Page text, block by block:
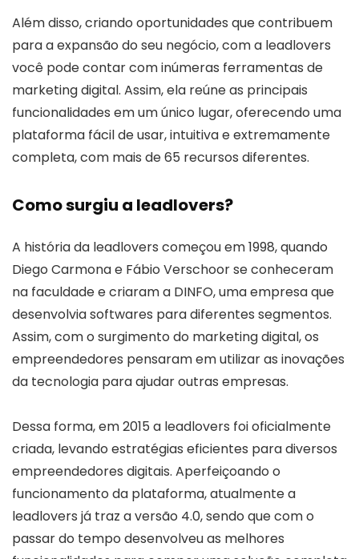
Além disso, criando oportunidades que contribuem
para a expansão do seu negócio, com a leadlovers
você pode contar com inúmeras ferramentas de
marketing digital. Assim, ela reúne as principais
funcionalidades em um único lugar, oferecendo uma
plataforma fácil de usar, intuitiva e extremamente
completa, com mais de 65 recursos diferentes.
Como surgiu a leadlovers?
A história da leadlovers começou em 1998, quando
Diego Carmona e Fábio Verschoor se conheceram
na faculdade e criaram a DINFO, uma empresa que
desenvolvia softwares para diferentes segmentos.
Assim, com o surgimento do marketing digital, os
empreendedores pensaram em utilizar as inovações
da tecnologia para ajudar outras empresas.
Dessa forma, em 2015 a leadlovers foi oficialmente
criada, levando estratégias eficientes para diversos
empreendedores digitais. Aperfeiçoando o
funcionamento da plataforma, atualmente a
leadlovers já traz a versão 4.0, sendo que com o
passar do tempo desenvolveu as melhores